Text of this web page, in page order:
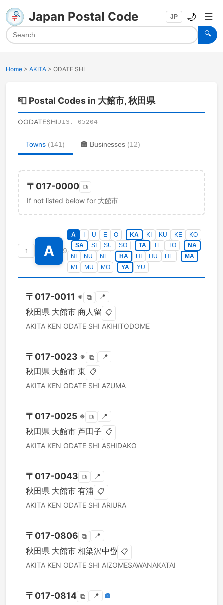
Japan Postal Code
🔍
JP 🌙 ☰
Home > AKITA > ODATE SHI
📮 Postal Codes in 大館市, 秋田県
OODATESHIJIS: 05204
Towns (141) 🏣 Businesses (12)
〒 017-0000 ⧉
If not listed below for 大館市
↑ A 9
A U E O KA KI KU KE
KO
SA
SI SU SO TA TE TO
NA
NI
NU NE HA HI HU HE
MA
MI
MU MO YA YU
〒 017-0011 ※ ⧉ 📍
秋田県 大館市 商人留 📋
AKITA KEN ODATE SHI AKIHITODOME
〒 017-0023 ※ ⧉ 📍
秋田県 大館市 東 📋
AKITA KEN ODATE SHI AZUMA
〒 017-0025 ※ ⧉ 📍
秋田県 大館市 芦田子 📋
AKITA KEN ODATE SHI ASHIDAKO
〒 017-0043 ⧉ 📍
秋田県 大館市 有浦 📋
AKITA KEN ODATE SHI ARIURA
〒 017-0806 ⧉ 📍
秋田県 大館市 相染沢中岱 📋
AKITA KEN ODATE SHI AIZOMESAWANAKATAI
〒 017-0814 ⧉ 📍 🏣